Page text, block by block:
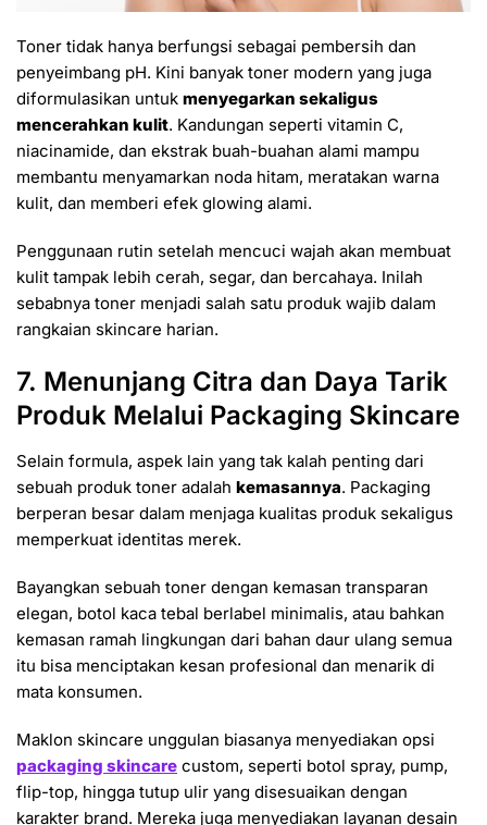
Toner tidak hanya berfungsi sebagai pembersih dan
penyeimbang pH. Kini banyak toner modern yang juga
diformulasikan untuk menyegarkan sekaligus
mencerahkan kulit. Kandungan seperti vitamin C,
niacinamide, dan ekstrak buah-buahan alami mampu
membantu menyamarkan noda hitam, meratakan warna
kulit, dan memberi efek glowing alami.
Penggunaan rutin setelah mencuci wajah akan membuat
kulit tampak lebih cerah, segar, dan bercahaya. Inilah
sebabnya toner menjadi salah satu produk wajib dalam
rangkaian skincare harian.
7. Menunjang Citra dan Daya Tarik
Produk Melalui Packaging Skincare
Selain formula, aspek lain yang tak kalah penting dari
sebuah produk toner adalah kemasannya. Packaging
berperan besar dalam menjaga kualitas produk sekaligus
memperkuat identitas merek.
Bayangkan sebuah toner dengan kemasan transparan
elegan, botol kaca tebal berlabel minimalis, atau bahkan
kemasan ramah lingkungan dari bahan daur ulang semua
itu bisa menciptakan kesan profesional dan menarik di
mata konsumen.
Maklon skincare unggulan biasanya menyediakan opsi
packaging skincare custom, seperti botol spray, pump,
flip-top, hingga tutup ulir yang disesuaikan dengan
karakter brand. Mereka juga menyediakan layanan desain